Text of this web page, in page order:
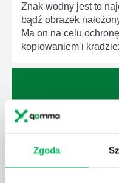
Zgoda
Znak wodny jest to
bądź obrazek
Ma on na celu
kopiowaniem i
Często zdarza się,